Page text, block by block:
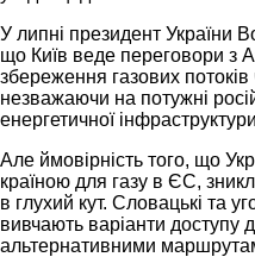
У липні президент України
що Київ веде переговори з
збереження газових
незважаючи на потужні
енергетичної
Але ймовірність того, що
країною для газу в ЄС,
в глухий кут. Словацькі та
вивчають варіанти доступу
альтернативними